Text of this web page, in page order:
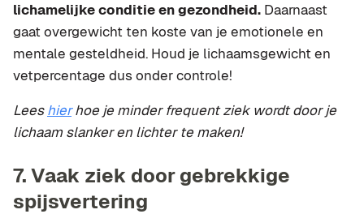
lichamelijke conditie en gezondheid. Daarnaast
gaat overgewicht ten koste van je emotionele en
mentale gesteldheid. Houd je lichaamsgewicht en
vetpercentage dus onder controle!
Leeshierhoe je minder frequent ziek wordt door je
lichaam slanker en lichter te maken!
7. Vaak ziek door gebrekkige
spijsvertering